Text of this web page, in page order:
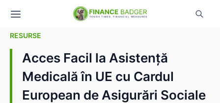
RESURSE
Acces Facil la Asistență
Medicală în UE cu Cardul
European de Asigurări Sociale